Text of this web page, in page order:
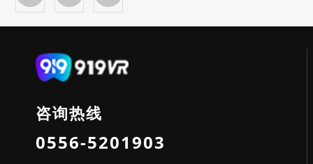
咨询热线
0556-5201903